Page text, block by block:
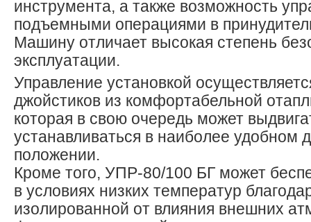
инструмента, а также возможность
подъемными операциями в
Машину отличает высокая степень
эксплуатации.
Управление установкой
джойстиков из комфортабельной
которая в свою очередь может
устанавливаться в наиболее удобном
положении.
Кроме того, УПР-80/100 БГ может
в условиях низких температур
изолированной от влияния внешних